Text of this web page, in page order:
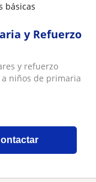
básicas
y Refuerzo
y refuerzo
niños de primaria